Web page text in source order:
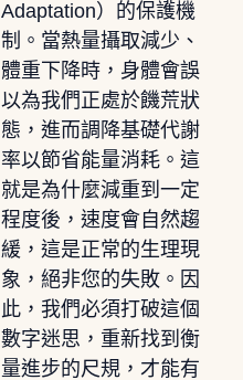
Adaptation）的保護機
制。當熱量攝取減少、
體重下降時，身體會誤
以為我們正處於饑荒狀
態，進而調降基礎代謝
率以節省能量消耗。這
就是為什麼減重到一定
程度後，速度會自然趨
緩，這是正常的生理現
象，絕非您的失敗。因
此，我們必須打破這個
數字迷思，重新找到衡
量進步的尺規，才能有